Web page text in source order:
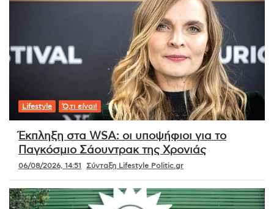
Lifestyle Ό,τι είναι!
Έκπληξη στα WSA: οι υποψήφιοι για το
Παγκόσμιο Σάουντρακ της Χρονιάς
06/08/2026, 14:51 Σύνταξη Lifestyle Politic.gr